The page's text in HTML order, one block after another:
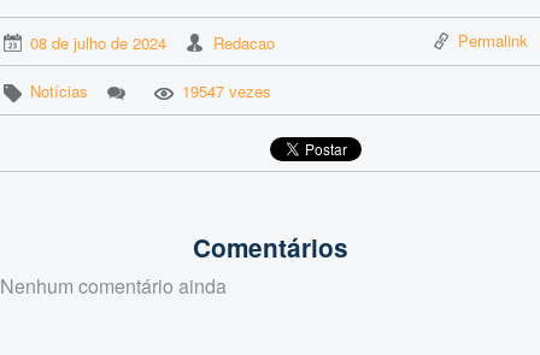
08 de julho de 2024 Redacao Permalink
Notícias 19547 vezes
Comentários
Nenhum comentário ainda